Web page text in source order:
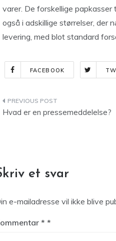
varer. De forskellige
også i adskillige størrelser, der
levering, med blot standard
FACEBOOK
Indlægsnavigation
Hvad er en pressemeddelelse?
et svar
e-mailadresse vil ikke blive
*